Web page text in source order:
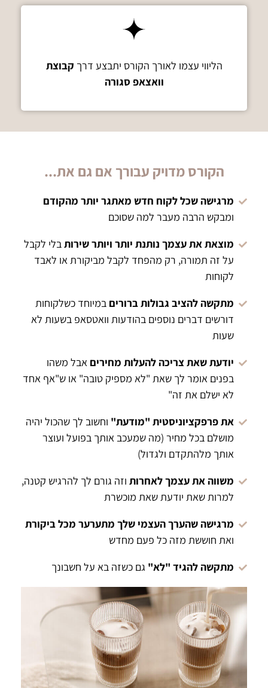
הליווי עצמו לאורך הקורס יתבצע דרך קבוצת
וואצאפ סגורה
הקורס מדויק עבורך אם גם את...
מרגישה שכל לקוח חדש מאתגר יותר מהקודם
ומבקש הרבה מעבר למה שסוכם
מוצאת את עצמך נותנת יותר ויותר שירות בלי לקבל
על זה תמורה, רק מהפחד לקבל מביקורת או לאבד
לקוחות
מתקשה להציב גבולות ברורים במיוחד כשלקוחות
דורשים דברים נוספים בהודעות וואטסאפ בשעות לא
שעות
יודעת שאת צריכה להעלות מחירים אבל משהו
בפנים אומר לך שאת "לא מספיק טובה" או ש"אף אחד
לא ישלם את זה"
את פרפקציוניסטית "מודעת" וחשוב לך שהכול יהיה
מושלם בכל מחיר (מה שמעכב אותך בפועל ועוצר
אותך מלהתקדם ולגדול)
משווה את עצמך לאחרות וזה גורם לך להרגיש קטנה,
למרות שאת יודעת שאת מוכשרת
מרגישה שהערך העצמי שלך מתערער מכל ביקורת
ואת חוששת מזה כל פעם מחדש
מתקשה להגיד "לא" גם כשזה בא על חשבונך